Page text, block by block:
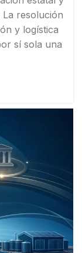
resolución
y logística
sí sola una